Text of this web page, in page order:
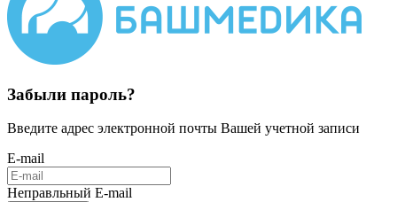
Забыли пароль?
Введите адрес электронной почты Вашей учетной записи
E-mail
Неправльный E-mail